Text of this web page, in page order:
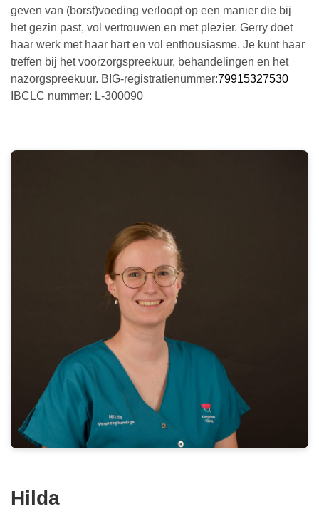
geven van (borst)voeding verloopt op een manier die bij
het gezin past, vol vertrouwen en met plezier. Gerry doet
haar werk met haar hart en vol enthousiasme. Je kunt haar
treffen bij het voorzorgspreekuur, behandelingen en het
nazorgspreekuur. BIG-registratienummer:79915327530
IBCLC nummer: L-300090
Hilda